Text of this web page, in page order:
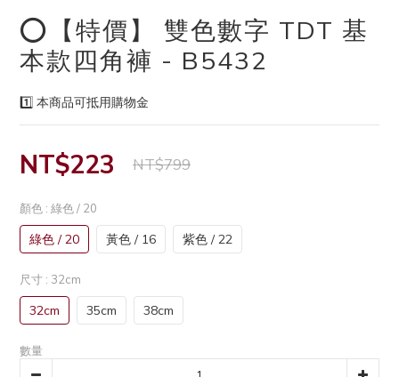
⭕️【特價】 雙色數字 TDT 基
本款四角褲 - B5432
1️⃣ 本商品可抵用購物金
NT$799
NT$223
顏色 : 綠色 / 20
綠色 / 20 黃色 / 16 紫色 / 22
尺寸 : 32cm
32cm 35cm 38cm
數量